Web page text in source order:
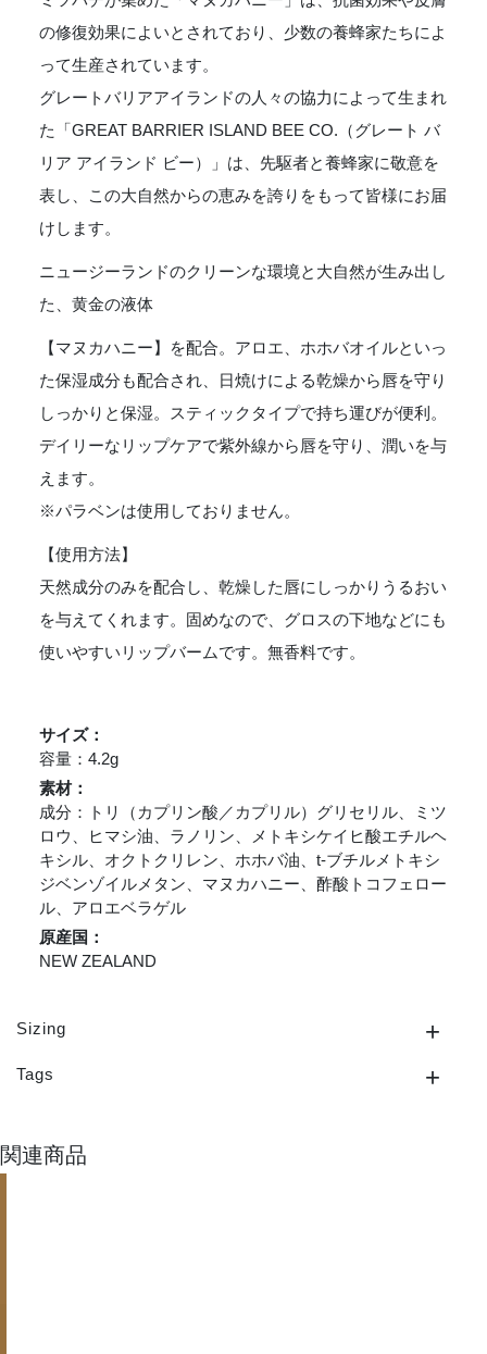
の修復効果によいとされており、少数の養蜂家たちによ
って生産されています。
グレートバリアアイランドの人々の協力によって生まれ
た「GREAT BARRIER ISLAND BEE CO.（グレート バ
リア アイランド ビー）」は、先駆者と養蜂家に敬意を
表し、この大自然からの恵みを誇りをもって皆様にお届
けします。
ニュージーランドのクリーンな環境と大自然が生み出し
た、黄金の液体
【マヌカハニー】を配合。アロエ、ホホバオイルといっ
た保湿成分も配合され、日焼けによる乾燥から唇を守り
しっかりと保湿。スティックタイプで持ち運びが便利。
デイリーなリップケアで紫外線から唇を守り、潤いを与
えます。
※パラベンは使用しておりません。
【使用方法】
天然成分のみを配合し、乾燥した唇にしっかりうるおい
を与えてくれます。固めなので、グロスの下地などにも
使いやすいリップバームです。無香料です。
サイズ：
容量：4.2g
素材：
成分：トリ（カプリン酸／カプリル）グリセリル、ミツ
ロウ、ヒマシ油、ラノリン、メトキシケイヒ酸エチルヘ
キシル、オクトクリレン、ホホバ油、t-ブチルメトキシ
ジベンゾイルメタン、マヌカハニー、酢酸トコフェロー
ル、アロエベラゲル
原産国：
NEW ZEALAND
Sizing
Tags
関連商品